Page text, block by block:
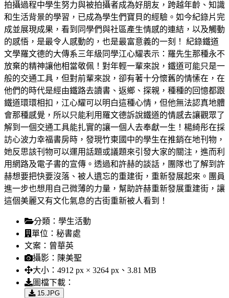
拍攝過程中學生努力與被拍攝者成為好朋友，跨越年齡、知識
和生活背景的學習，已成為學生們寶貝的經驗。如今紀錄片完
成並展現成果，看到同學們與社區產生情感的連結，以及觸動
的感悟，是最令人感動的，也是最富意義的一刻！ 紀錄鐵道
文學羅文德的大傳系三年級同學江心耀表示：羅先生那種永不
放棄的精神讓他相當敬佩！對年輕一輩來說，鐵道可能只是一
般的交通工具，但對前輩來說，卻有著十分懷舊的情愫在，在
他們的時代是經由鐵路去讀書、返鄉、探親，種種的回憶都跟
鐵道環環相扣，江心耀可以明白這種心情，但他無法認真地體
會那種感覺，所以只能利用羅文德訴說鐵道的情感去讓觀眾了
解到一個交通工具能扎實的讓一個人去奉獻一生！楊綺彤在採
訪心波力幸福書房時，發現竹東國中的學生在推銷在地刊物，
她反思該刊物可以運用話題或議題來引發大家的關注，進而利
用網路及電子書的宣傳。透過和許赫的談話，團隊也了解到許
赫想要把快要沒落、被人遺忘的重建街，重新發展起來。團員
進一步也想用自己微薄的力量，幫助許赫重新發展重建街，讓
這個美麗又有文化氣息的古街重新被人看到！
分類： 學生活動
單位： 秘書處
文案： 曾華英
攝影： 陳美聖
大小： 4912 px × 3264 px、3.81 MB
圖檔下載：
15.JPG